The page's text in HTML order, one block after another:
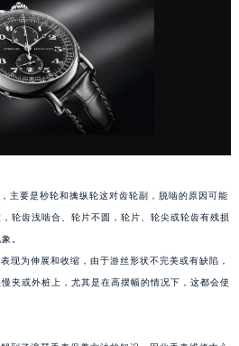
要是秒轮和擒纵轮这对齿轮副，脱啮的原因可能
轮齿浅啮合、轮片不圆，轮片、轮尖或轮齿有残损
。
伸展和收缩，由于游丝形状不完美或有缺陷，
夹或外桩上，尤其是在高摆幅的情况下，这都会使